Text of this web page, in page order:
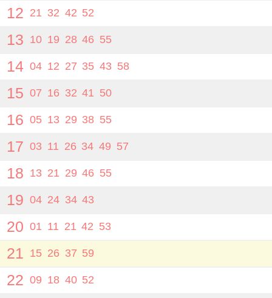
12 21 32 42 52
13 10 19 28 46 55
14 04 12 27 35 43 58
15 07 16 32 41 50
16 05 13 29 38 55
17 03 11 26 34 49 57
18 13 21 29 46 55
19 04 24 34 43
20 01 11 21 42 53
21 15 26 37 59
22 09 18 40 52